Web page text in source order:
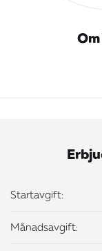
Om
Startavgift:
Månadsavgift: